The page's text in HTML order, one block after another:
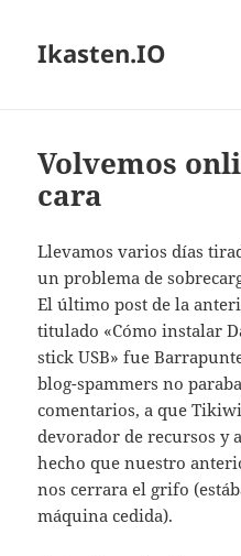
Ikasten.IO
Volvemos
cara
Llevamos varios días
un problema de
El último post de la
titulado «Cómo instalar
stick USB» fue
blog-spammers no
comentarios, a que
devorador de recursos y
hecho que nuestro
nos cerrara el grifo
máquina cedida).